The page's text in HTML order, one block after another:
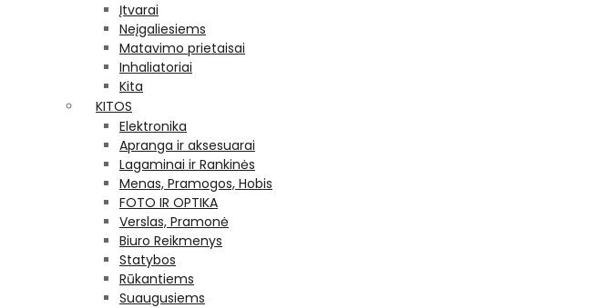
Įtvarai
Neįgaliesiems
Matavimo prietaisai
Inhaliatoriai
Kita
KITOS
Elektronika
Apranga ir aksesuarai
Lagaminai ir Rankinės
Menas, Pramogos, Hobis
FOTO IR OPTIKA
Verslas, Pramonė
Biuro Reikmenys
Statybos
Rūkantiems
Suaugusiems